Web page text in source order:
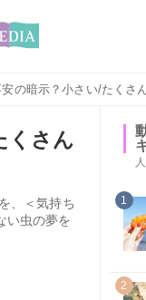
の暗示？小さい/たくさ
くさん
、＜気持ち
い虫の夢を
1
2